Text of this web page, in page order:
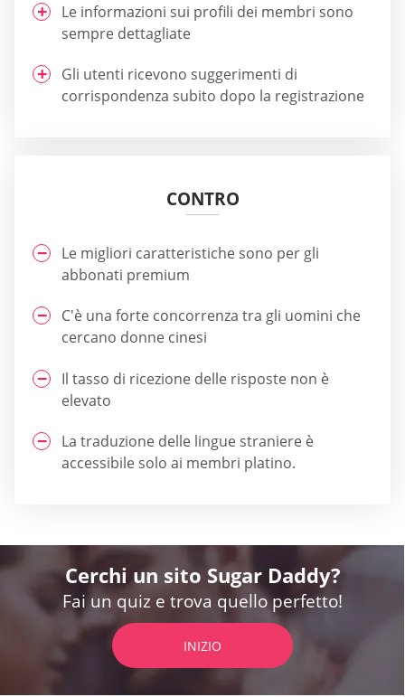
Le informazioni sui profili dei membri sono
sempre dettagliate
Gli utenti ricevono suggerimenti di
corrispondenza subito dopo la registrazione
CONTRO
Le migliori caratteristiche sono per gli
abbonati premium
C'è una forte concorrenza tra gli uomini che
cercano donne cinesi
Il tasso di ricezione delle risposte non è
elevato
La traduzione delle lingue straniere è
accessibile solo ai membri platino.
Cerchi un sito Sugar Daddy?
Fai un quiz e trova quello perfetto!
INIZIO